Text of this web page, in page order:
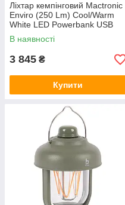
Ліхтар кемпінговий Mactronic
Enviro (250 Lm) Cool/Warm
White LED Powerbank USB
Recharge (ACL0112)
В наявності
3 845 ₴
Купити